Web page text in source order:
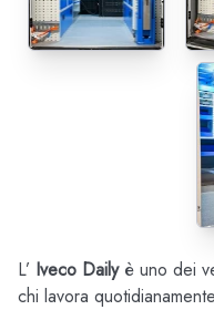
L’ Iveco Dailyè uno dei
chi lavora